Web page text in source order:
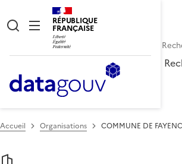
RÉPUBLIQUE
FRANÇAISE
Accueil Organisations COMMUNE DE